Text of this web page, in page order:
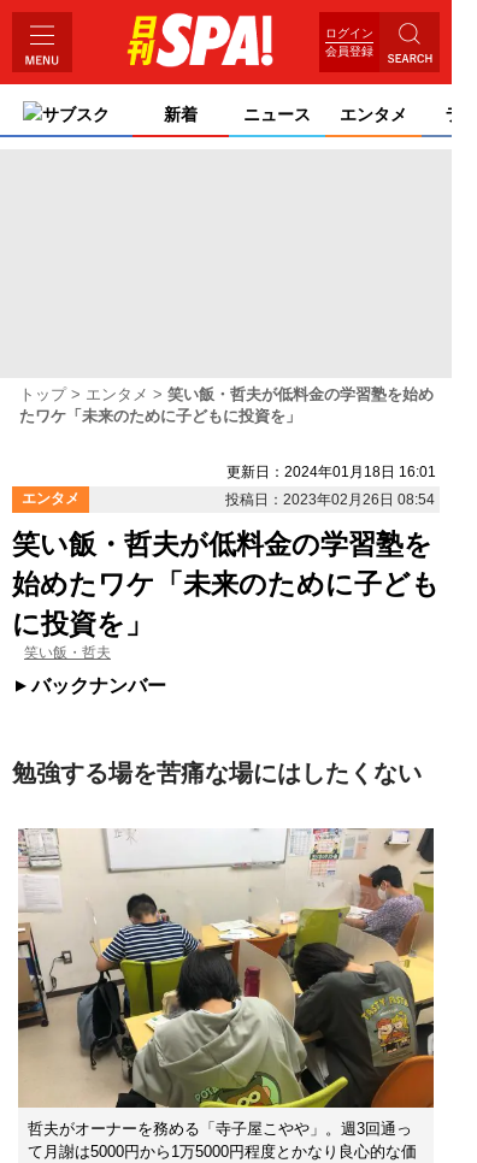
ログイン
会員登録
サブスク 新着 ニュース エンタメ ライ
トップ エンタメ
笑い飯・哲夫が低料金の学習塾を始め
たワケ「未来のために子どもに投資を」
更新日：2024年01月18日 16:01
エンタメ
投稿日：2023年02月26日 08:54
笑い飯・哲夫が低料金の学習塾を
始めたワケ「未来のために子ども
に投資を」
笑い飯・哲夫
バックナンバー
勉強する場を苦痛な場にはしたくない
哲夫がオーナーを務める「寺子屋こやや」。週3回通っ
て月謝は5000円から1万5000円程度とかなり良心的な価